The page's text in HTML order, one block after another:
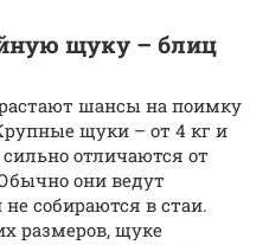
щуку – блиц
шансы на поимку
щуки – от 4 кг и
отличаются от
они ведут
собираются в стаи.
размеров, щуке